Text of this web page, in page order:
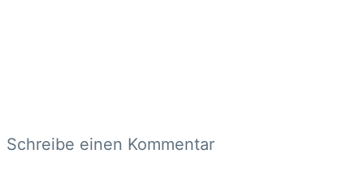
Schreibe einen Kommentar